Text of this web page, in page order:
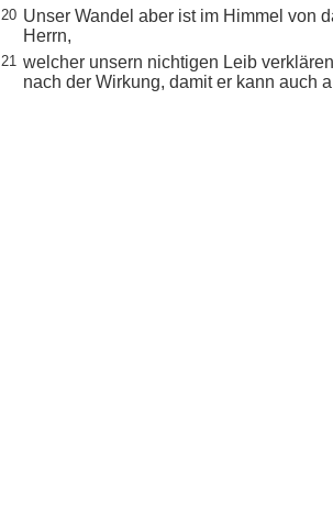
20 Unser Wandel aber ist im Himmel von
Herrn,
21 welcher unsern nichtigen Leib
nach der Wirkung, damit er kann auch